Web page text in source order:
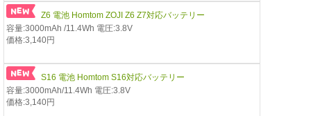
Z6 電池 Homtom ZOJI Z6 Z7対応バッテリー
容量:3000mAh /11.4Wh 電圧:3.8V
価格:3,140円
S16 電池 Homtom S16対応バッテリー
容量:3000mAh/11.4Wh 電圧:3.8V
価格:3,140円